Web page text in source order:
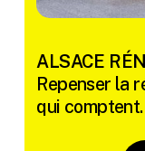
ALSACE
Repenser la
qui comptent.